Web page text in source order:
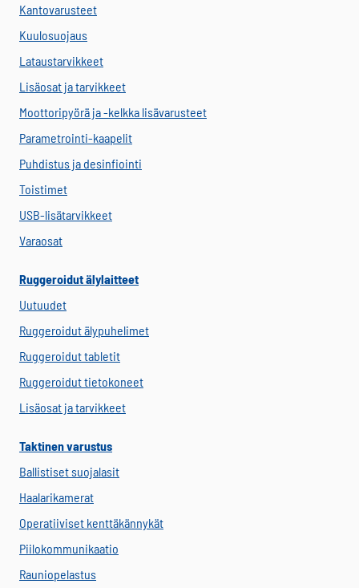
Kantovarusteet
Kuulosuojaus
Lataustarvikkeet
Lisäosat ja tarvikkeet
Moottoripyörä ja -kelkka lisävarusteet
Parametrointi-kaapelit
Puhdistus ja desinfiointi
Toistimet
USB-lisätarvikkeet
Varaosat
Ruggeroidut älylaitteet
Uutuudet
Ruggeroidut älypuhelimet
Ruggeroidut tabletit
Ruggeroidut tietokoneet
Lisäosat ja tarvikkeet
Taktinen varustus
Ballistiset suojalasit
Haalarikamerat
Operatiiviset kenttäkännykät
Piilokommunikaatio
Rauniopelastus